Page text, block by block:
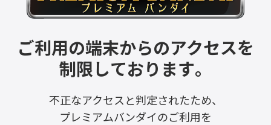
ご利用の端末からのアクセスを
制限しております。
不正なアクセスと判定されたため、
プレミアムバンダイのご利用を